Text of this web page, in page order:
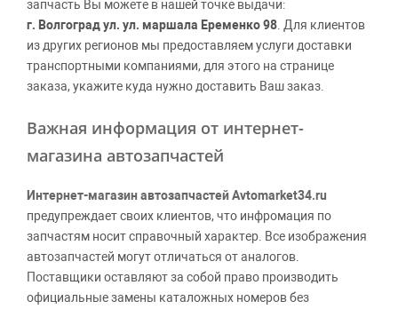
запчасть Вы можете в нашей точке выдачи:
г. Волгоград ул. ул. маршала Еременко 98 . Для клиентов
из других регионов мы предоставляем услуги доставки
транспортными компаниями, для этого на странице
заказа, укажите куда нужно доставить Ваш заказ.
Важная информация от интернет-
магазина автозапчастей
Интернет-магазин автозапчастей Avtomarket34.ru
предупреждает своих клиентов, что инфромация по
запчастям носит справочный характер. Все изображения
автозапчастей могут отличаться от аналогов.
Поставщики оставляют за собой право производить
официальные замены каталожных номеров без